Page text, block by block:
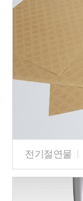
전기절연물 |